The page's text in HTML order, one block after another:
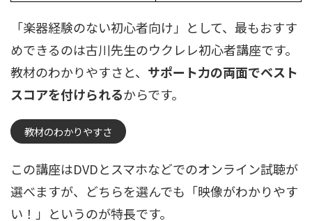
「楽器経験のない初心者向け」として、最もおすす
めできるのは古川先生のウクレレ初心者講座です。
教材のわかりやすさと、 サポート力の両面でベスト
スコアを付けられるからです。
教材のわかりやすさ
この講座はDVDとスマホなどでのオンライン試聴が
選べますが、どちらを選んでも「映像がわかりやす
い！」というのが特長です。